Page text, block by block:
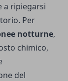
a ripiegarsi
Per
notturne,
chimico,
del